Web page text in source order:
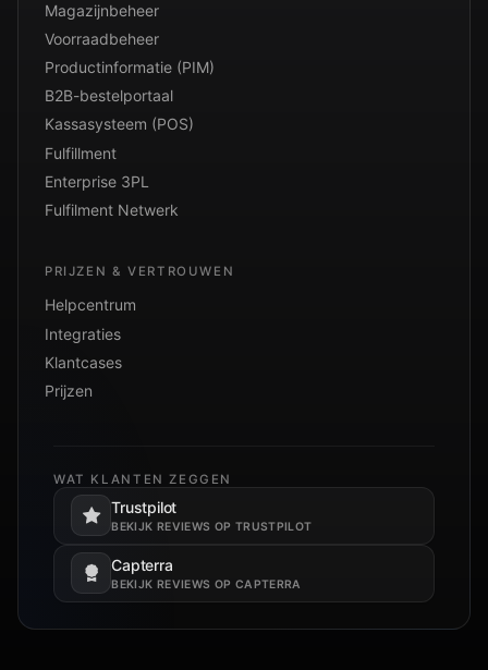
Magazijnbeheer
Voorraadbeheer
Productinformatie (PIM)
B2B-bestelportaal
Kassasysteem (POS)
Fulfillment
Enterprise 3PL
Fulfilment Netwerk
PRIJZEN & VERTROUWEN
Helpcentrum
Integraties
Klantcases
Prijzen
WAT KLANTEN ZEGGEN
Trustpilot
BEKIJK REVIEWS OP TRUSTPILOT
Opent in een nieuw tabblad.
Capterra
BEKIJK REVIEWS OP CAPTERRA
Opent in een nieuw tabblad.